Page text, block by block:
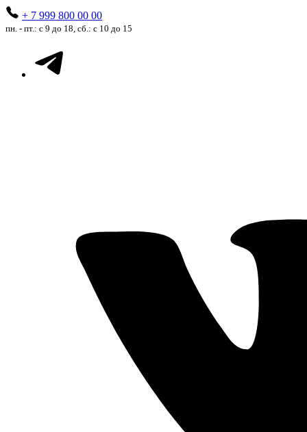
+ 7 999 800 00 00
пн. - пт.: с 9 до 18, сб.: с 10 до 15